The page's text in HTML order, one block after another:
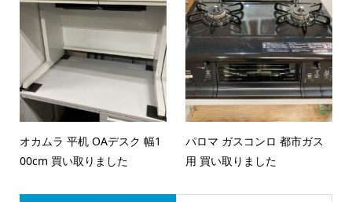
オカムラ 平机 OAデスク 幅1
00cm 買い取りました
パロマ ガスコンロ 都市ガス
用 買い取りました